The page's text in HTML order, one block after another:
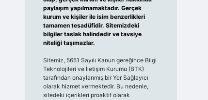
paylaşım yapılmamaktadır. Gerçek
kurum ve kişiler ile isim benzerlikleri
tamamen tesadüfidir. Sitemizdeki
bilgiler taslak halindedir ve tavsiye
niteliği taşımazlar.
Sitemiz, 5651 Sayılı Kanun gereğince Bilgi
Teknolojileri ve İletişim Kurumu (BTK)
tarafından onaylanmış bir Yer Sağlayıcı
olarak hizmet vermektedir. Bu nedenle,
sitedeki içerikleri proaktif olarak